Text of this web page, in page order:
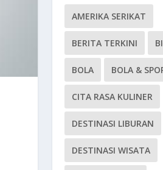
AMERIKA SERIKAT
BERITA TERKINI
BOLA BOLA &
CITA RASA KULINER
DESTINASI LIBURAN
DESTINASI WISATA